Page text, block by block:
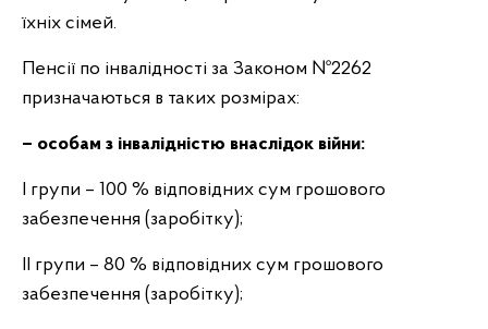
їхніх сімей.
Пенсії по інвалідності за Законом №2262
призначаються в таких розмірах:
– особам з інвалідністю внаслідок війни:
І групи – 100 % відповідних сум грошового
забезпечення (заробітку);
ІІ групи – 80 % відповідних сум грошового
забезпечення (заробітку);